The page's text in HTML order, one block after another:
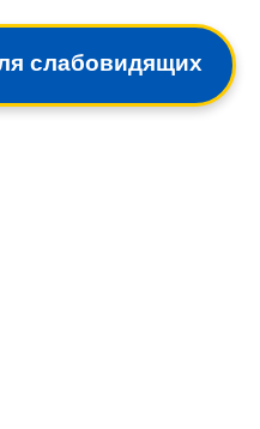
слабовидящих